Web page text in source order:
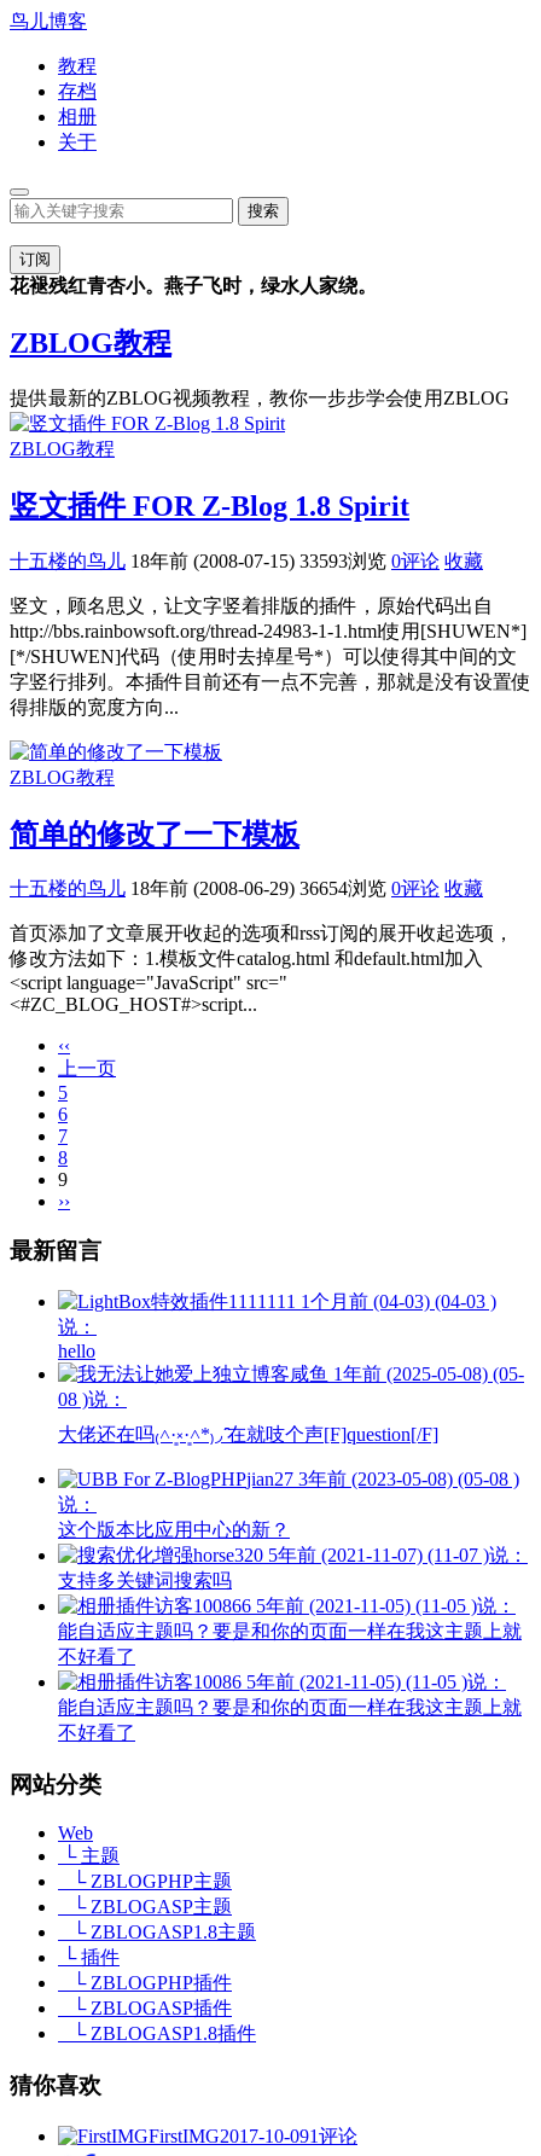
鸟儿博客
教程
存档
相册
关于
订阅
花褪残红青杏小。燕子飞时，绿水人家绕。
ZBLOG教程
提供最新的ZBLOG视频教程，教你一步步学会使用ZBLOG
ZBLOG教程
竖文插件 FOR Z-Blog 1.8 Spirit
十五楼的鸟儿 18年前 (2008-07-15) 33593浏览 0评论 收藏
竖文，顾名思义，让文字竖着排版的插件，原始代码出自
http://bbs.rainbowsoft.org/thread-24983-1-1.html使用[SHUWEN*]
[*/SHUWEN]代码（使用时去掉星号*）可以使得其中间的文
字竖行排列。本插件目前还有一点不完善，那就是没有设置使
得排版的宽度方向...
ZBLOG教程
简单的修改了一下模板
十五楼的鸟儿 18年前 (2008-06-29) 36654浏览 0评论 收藏
首页添加了文章展开收起的选项和rss订阅的展开收起选项，
修改方法如下：1.模板文件catalog.html 和default.html加入
<script language="JavaScript" src="
<#ZC_BLOG_HOST#>script...
‹‹
上一页
5
6
7
8
9
››
最新留言
1111111 1个月前 (04-03) (04-03 )
说：
hello
咸鱼 1年前 (2025-05-08) (05-
08 )说：
大佬还在吗₍˄·͈༝·͈˄*₎◞ ̑̑在就吱个声[F]question[/F]
jian27 3年前 (2023-05-08) (05-08 )
说：
这个版本比应用中心的新？
horse320 5年前 (2021-11-07) (11-07 )说：
支持多关键词搜索吗
访客100866 5年前 (2021-11-05) (11-05 )说：
能自适应主题吗？要是和你的页面一样在我这主题上就
不好看了
访客10086 5年前 (2021-11-05) (11-05 )说：
能自适应主题吗？要是和你的页面一样在我这主题上就
不好看了
网站分类
Web
└ 主题
└ ZBLOGPHP主题
└ ZBLOGASP主题
└ ZBLOGASP1.8主题
└ 插件
└ ZBLOGPHP插件
└ ZBLOGASP插件
└ ZBLOGASP1.8插件
猜你喜欢
FirstIMG2017-10-091评论